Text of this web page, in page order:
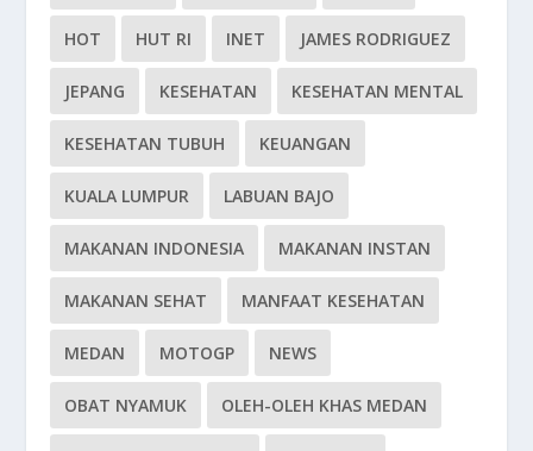
HOT HUT RI INET JAMES RODRIGUEZ
JEPANG KESEHATAN KESEHATAN MENTAL
KESEHATAN TUBUH KEUANGAN
KUALA LUMPUR LABUAN BAJO
MAKANAN INDONESIA MAKANAN INSTAN
MAKANAN SEHAT MANFAAT KESEHATAN
MEDAN MOTOGP NEWS
OBAT NYAMUK OLEH-OLEH KHAS MEDAN